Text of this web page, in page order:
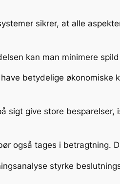
sikrer, at alle
kan man minimere
betydelige
sigt give store
også tages i
styrke